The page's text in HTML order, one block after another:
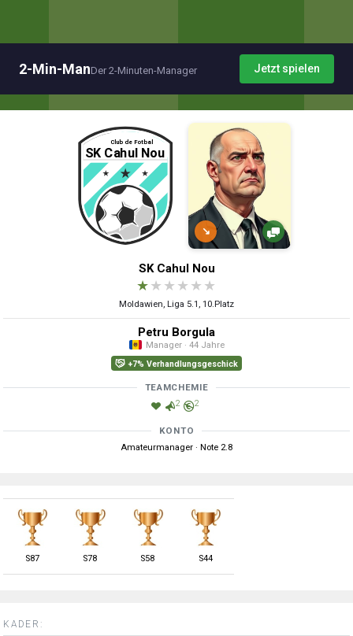
2-Min-ManDer 2-Minuten-Manager Jetzt spielen
↘
SK Cahul Nou
★★ ★ ★ ★ ★
Moldawien, Liga 5.1, 10.Platz
Petru Borgula
Manager · 44 Jahre
+7% Verhandlungsgeschick
TEAMCHEMIE
2 2
KONTO
Amateurmanager · Note 2.8
S87 S78 S58 S44
KADER: